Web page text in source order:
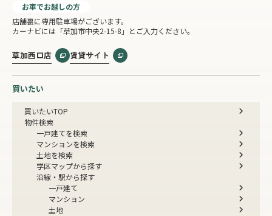
お車でお越しの方
店舗裏に専用駐車場がございます。
カーナビには「草加市中央2-15-8」とご入力ください。
草加西口店 賃貸サイト
買いたい
買いたいTOP
物件検索
一戸建てを検索
マンションを検索
土地を検索
学区マップから探す
沿線・駅から探す
一戸建て
マンション
土地